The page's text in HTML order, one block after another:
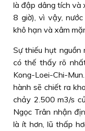
là đập dâng tích và
8 giờ), vì vậy,
khô hạn và xâm
Sự thiếu hụt nguồn
có thế thấy rõ
Kong-Loei-Chi-
hành sẽ chiết ra
chảy 2.500 m3/s
Ngọc Trân nhận
là ít hơn, lũ thấp